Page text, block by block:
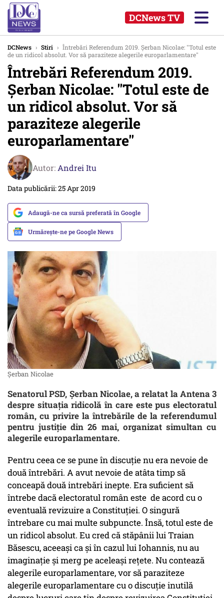
DCNews TV
DCNews › Stiri › Întrebări Referendum 2019. Șerban Nicolae: ''Totul este
de un ridicol absolut. Vor să paraziteze alegerile europarlamentare''
Întrebări Referendum 2019.
Șerban Nicolae: ''Totul este de
un ridicol absolut. Vor să
paraziteze alegerile
europarlamentare''
Autor: Andrei Itu
Data publicării: 25 Apr 2019
Adaugă-ne ca sursă preferată în Google
Urmărește-ne pe Google News
Șerban Nicolae
Senatorul PSD, Șerban Nicolae, a relatat la Antena 3
despre situația ridicolă în care este pus electoratul
român, cu privire la întrebările de la referendumul
pentru justiție din 26 mai, organizat simultan cu
alegerile europarlamentare.
Pentru ceea ce se pune în discuție nu era nevoie de
două întrebări. A avut nevoie de atâta timp să
conceapă două intrebări inepte. Era suficient să
întrebe dacă electoratul român este de acord cu o
eventuală revizuire a Constituției. O singură
întrebare cu mai multe subpuncte. Însă, totul este de
un ridicol absolut. Eu cred că stăpânii lui Traian
Băsescu, aceeași ca și în cazul lui Iohannis, nu au
imaginație și merg pe aceleași rețete. Nu contează
alegerile europarlamentare, vor să paraziteze
alegerile europarlamentare cu o discuție inutilă